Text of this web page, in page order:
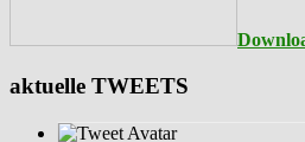
aktuelle TWEETS